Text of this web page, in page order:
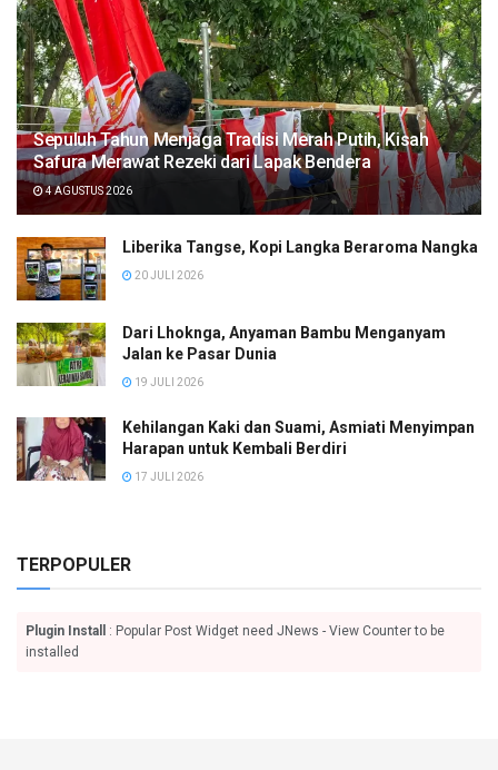
Sepuluh Tahun Menjaga Tradisi Merah Putih, Kisah
Safura Merawat Rezeki dari Lapak Bendera
4 AGUSTUS 2026
Liberika Tangse, Kopi Langka Beraroma Nangka
20 JULI 2026
Dari Lhoknga, Anyaman Bambu Menganyam
Jalan ke Pasar Dunia
19 JULI 2026
Kehilangan Kaki dan Suami, Asmiati Menyimpan
Harapan untuk Kembali Berdiri
17 JULI 2026
TERPOPULER
Plugin Install
: Popular Post Widget need JNews - View Counter to be
installed